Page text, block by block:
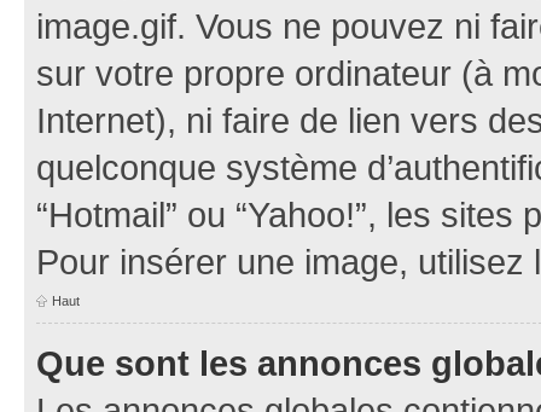
image.gif. Vous ne pouvez ni
sur votre propre ordinateur (à
Internet), ni faire de lien vers
quelconque système
“Hotmail” ou “Yahoo!”, les
Pour insérer une image, utilisez
Haut
Que sont les annonces